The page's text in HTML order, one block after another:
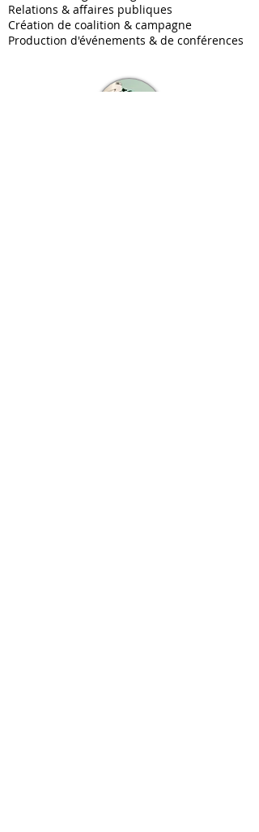
Relations & affaires publiques
Création de coalition & campagne
Production d'événements & de conférences